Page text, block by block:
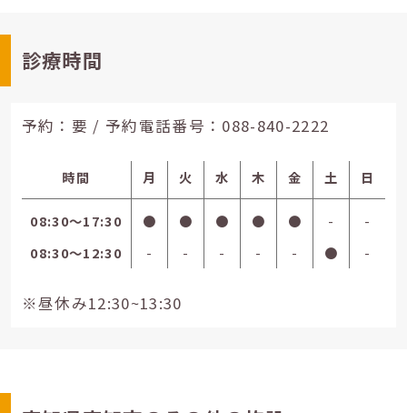
診療時間
予約：要 / 予約電話番号： 088-840-2222
時間 月 火 水 木 金 土 日
08:30〜17:30 ● ● ● ● ● -
-
08:30〜12:30
- - - - - ● -
※昼休み12:30~13:30